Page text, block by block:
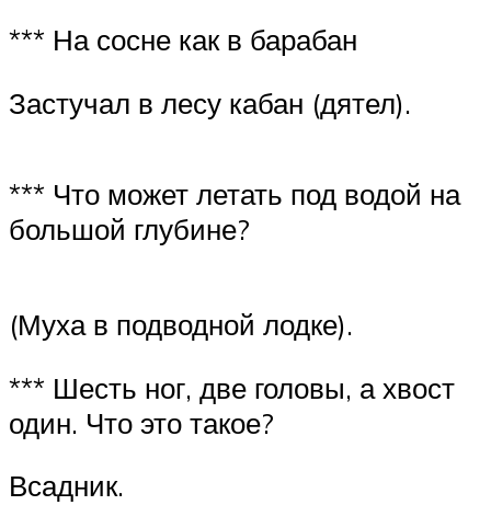
*** На сосне как в барабан
Застучал в лесу кабан (дятел).
*** Что может летать под водой на
большой глубине?
(Муха в подводной лодке).
*** Шесть ног, две головы, а хвост
один. Что это такое?
Всадник.